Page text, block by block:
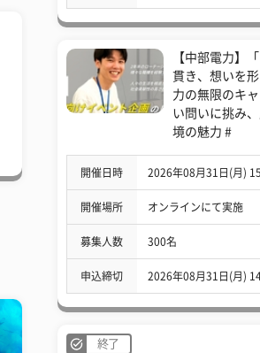
【中部電力】
貫き、想いを
力の無限のキ
い問いに挑み
境の魅力 #
開催日時 2026年08月31日(月)
開催場所 オンラインにて実施
募集人数 300名
申込締切 2026年08月31日(月)
終了